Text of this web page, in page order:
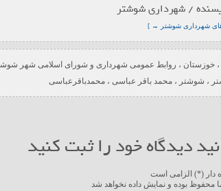
/ شهرداری شوشتر
شهرداری شوشتر → ]
، خوزستان ، روابط عمومی شهرداری و شورای اسلامی شهر
، شوشتر ، محمد باقر عباسی ، محمدباقرعباسی
دیدگاه خود را ثبت کنید
دار (*) الزامی است
بوده و نمایش داده نخواهد شد